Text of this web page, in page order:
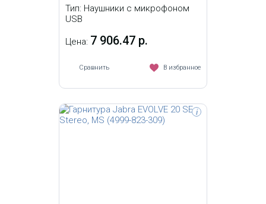
Тип: Наушники с микрофоном
USB
Цена: 7 906.47 р.
Сравнить В избранное
i